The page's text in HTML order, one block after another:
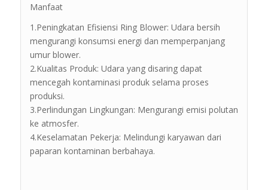
Manfaat
1.Peningkatan Efisiensi Ring Blower: Udara bersih
mengurangi konsumsi energi dan memperpanjang
umur blower.
2.Kualitas Produk: Udara yang disaring dapat
mencegah kontaminasi produk selama proses
produksi.
3.Perlindungan Lingkungan: Mengurangi emisi polutan
ke atmosfer.
4.Keselamatan Pekerja: Melindungi karyawan dari
paparan kontaminan berbahaya.